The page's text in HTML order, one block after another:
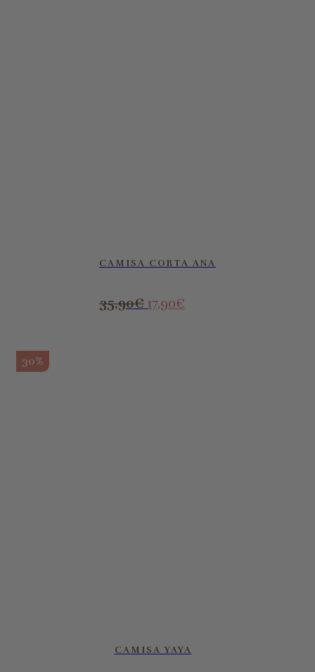
CAMISA CORTA ANA
35,90€ 17,90€
30%
CAMISA YAYA